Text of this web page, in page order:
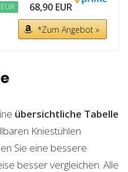
68,90 EUR
*Zum Angebot »
übersichtliche Tabelle
Kniestühlen
Sie eine bessere
besser vergleichen. Alle